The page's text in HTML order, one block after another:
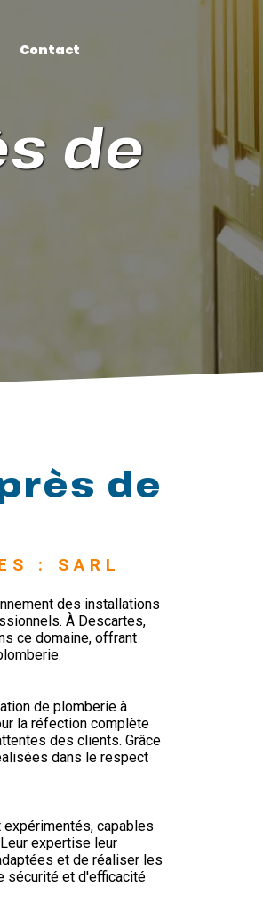
Contact
de
de
: SARL
des installations
À Descartes,
ce domaine, offrant
de plomberie à
la réfection complète
des clients. Grâce
dans le respect
capables
expertise leur
et de réaliser les
sécurité et d'efficacité